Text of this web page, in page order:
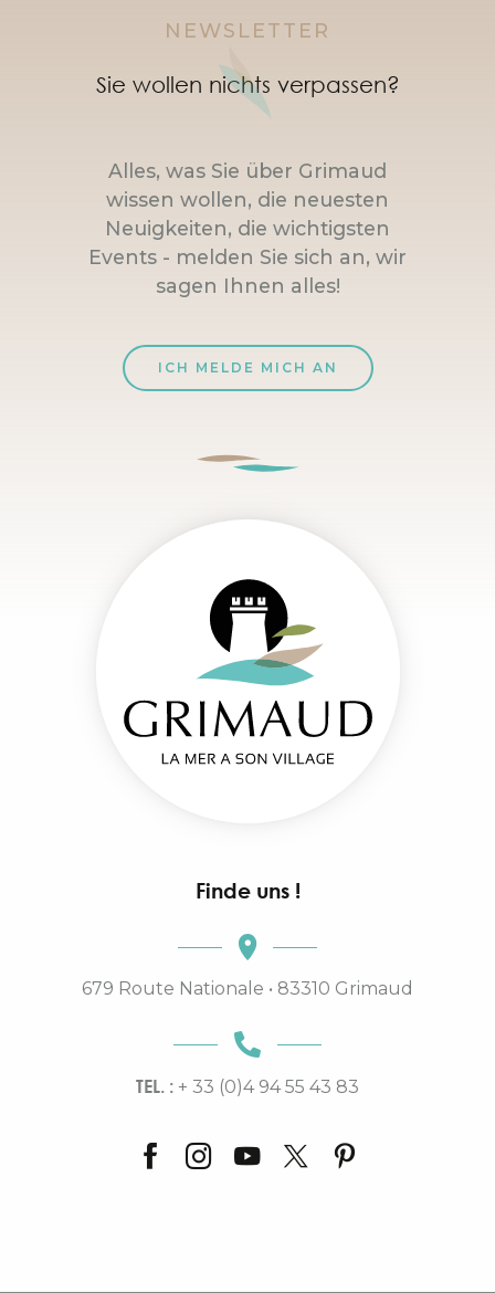
NEWSLETTER
Sie wollen nichts verpassen?
Alles, was Sie über Grimaud
wissen wollen, die neuesten
Neuigkeiten, die wichtigsten
Events - melden Sie sich an, wir
sagen Ihnen alles!
ICH MELDE MICH AN
Finde uns !
679 Route Nationale • 83310 Grimaud
TEL. : + 33 (0)4 94 55 43 83